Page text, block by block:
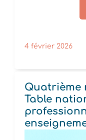
4 février 2026
Quatrième
Table